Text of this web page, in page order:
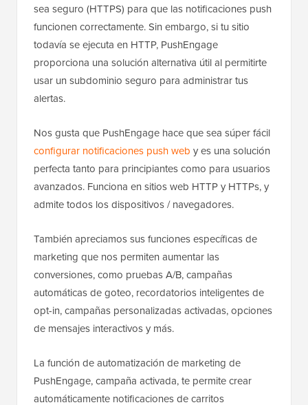
sea seguro (HTTPS) para que las notificaciones push
funcionen correctamente. Sin embargo, si tu sitio
todavía se ejecuta en HTTP, PushEngage
proporciona una solución alternativa útil al permitirte
usar un subdominio seguro para administrar tus
alertas.
Nos gusta que PushEngage hace que sea súper fácil
configurar notificaciones push web y es una solución
perfecta tanto para principiantes como para usuarios
avanzados. Funciona en sitios web HTTP y HTTPs, y
admite todos los dispositivos / navegadores.
También apreciamos sus funciones específicas de
marketing que nos permiten aumentar las
conversiones, como pruebas A/B, campañas
automáticas de goteo, recordatorios inteligentes de
opt-in, campañas personalizadas activadas, opciones
de mensajes interactivos y más.
La función de automatización de marketing de
PushEngage, campaña activada, te permite crear
automáticamente notificaciones de carritos